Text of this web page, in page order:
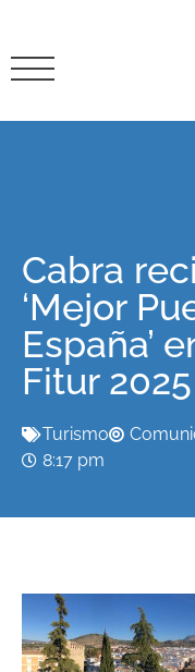
Cabra
‘Mejor
España’
Fitur 2025
Turismo
8:17 pm